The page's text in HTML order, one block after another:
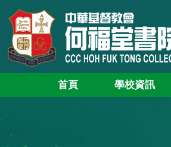
首頁 學校資訊